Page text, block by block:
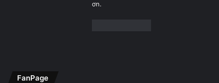
ơn.
FanPage